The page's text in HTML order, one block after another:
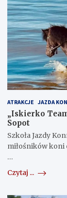
ATRAKCJE JAZDA
„Iskierko
Sopot
Szkoła Jazdy
miłośników koni
…
Czytaj ...